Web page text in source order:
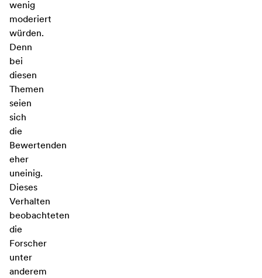
wenig
moderiert
würden.
Denn
bei
diesen
Themen
seien
sich
die
Bewertenden
eher
uneinig.
Dieses
Verhalten
beobachteten
die
Forscher
unter
anderem